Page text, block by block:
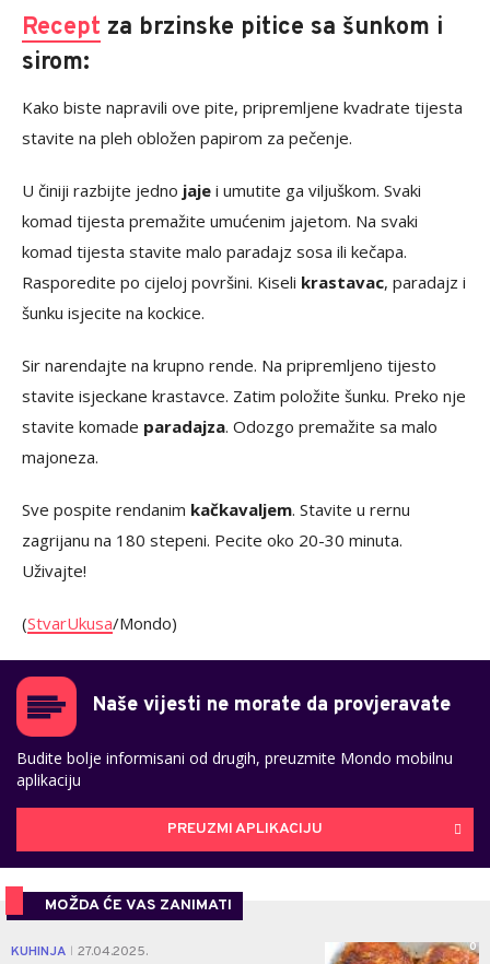
Recept za brzinske pitice sa šunkom i
sirom:
Kako biste napravili ove pite, pripremljene kvadrate tijesta
stavite na pleh obložen papirom za pečenje.
U činiji razbijte jedno jaje i umutite ga viljuškom. Svaki
komad tijesta premažite umućenim jajetom. Na svaki
komad tijesta stavite malo paradajz sosa ili kečapa.
Rasporedite po cijeloj površini. Kiseli krastavac, paradajz i
šunku isjecite na kockice.
Sir narendajte na krupno rende. Na pripremljeno tijesto
stavite isjeckane krastavce. Zatim položite šunku. Preko nje
stavite komade paradajza. Odozgo premažite sa malo
majoneza.
Sve pospite rendanim kačkavaljem. Stavite u rernu
zagrijanu na 180 stepeni. Pecite oko 20-30 minuta.
Uživajte!
(StvarUkusa/Mondo)
Naše vijesti ne morate da provjeravate
Budite bolje informisani od drugih, preuzmite Mondo mobilnu
aplikaciju
PREUZMI APLIKACIJU
MOŽDA ĆE VAS ZANIMATI
KUHINJA 27.04.2025. 0